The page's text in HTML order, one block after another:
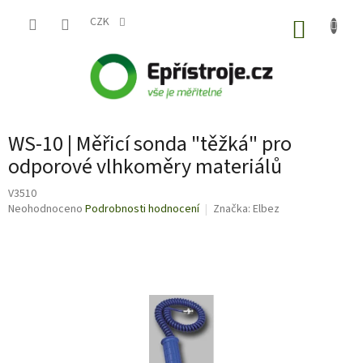
CZK
WS-10 | Měřicí sonda "těžká" pro
odporové vlhkoměry materiálů
V3510
Průměrné
Neohodnoceno Podrobnosti hodnocení Značka: Elbez